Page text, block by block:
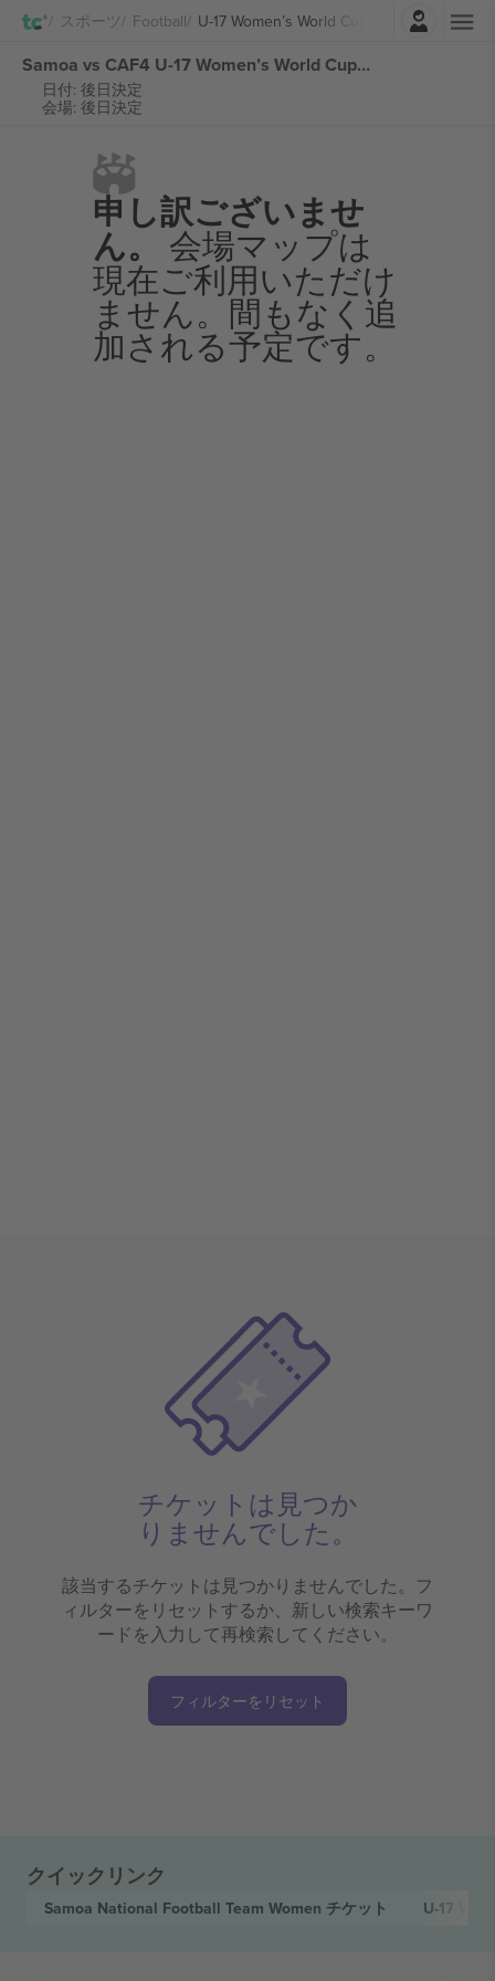
スポーツ Football U-17 Women’s World Cup Morocco
ログイン
Samoa vs CAF4 U-17 Women’s World Cup Morocco チケット
日付: 後日決定
会場: 後日決定
申し訳ございませ
ん。 会場マップは
現在ご利用いただけ
ません。間もなく追
加される予定です。
チケットは見つか
りませんでした。
該当するチケットは見つかりませんでした。フ
ィルターをリセットするか、新しい検索キーワ
ードを入力して再検索してください。
フィルターをリセット
クイックリンク
Samoa National Football Team Women チケット U-17